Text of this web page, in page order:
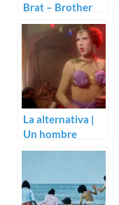
Brat – Brother
(Alekséi
Balabánov)
La alternativa |
Un hombre
llamado Flor de
Olea)